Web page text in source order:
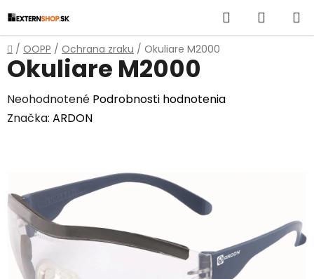
na
obsah
Hľadať
KOŠÍK
Domov
/ OOPP / Ochrana zraku / Okuliare M2000
Okuliare M2000
Priemerné
hodnotenie
z
5
hviezdičiek.
Neohodnotené Podrobnosti hodnotenia
Značka: ARDON